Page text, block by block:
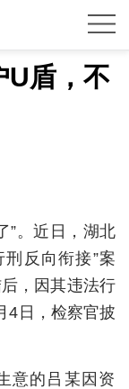
U盾，不
”。近日，湖北
反向衔接”案
，因其违法行
4日，检察官披
意的吕某因资